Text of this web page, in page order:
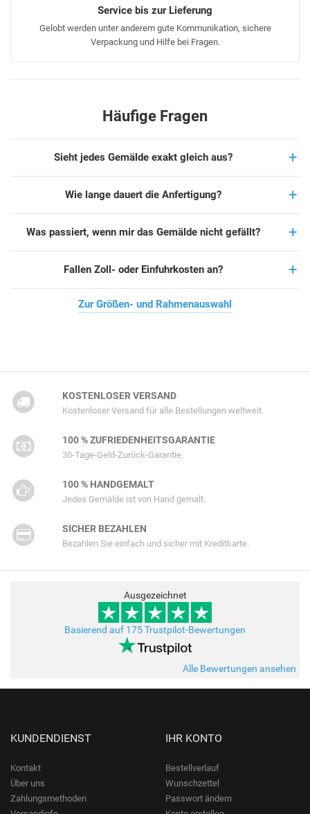
Service bis zur Lieferung
Gelobt werden unter anderem gute Kommunikation, sichere
Verpackung und Hilfe bei Fragen.
Häufige Fragen
Sieht jedes Gemälde exakt gleich aus?
Wie lange dauert die Anfertigung?
Was passiert, wenn mir das Gemälde nicht gefällt?
Fallen Zoll- oder Einfuhrkosten an?
Zur Größen- und Rahmenauswahl
KOSTENLOSER VERSAND
Kostenloser Versand für alle Bestellungen weltweit.
100 % ZUFRIEDENHEITSGARANTIE
30-Tage-Geld-Zurück-Garantie.
100 % HANDGEMALT
Jedes Gemälde ist von Hand gemalt.
SICHER BEZAHLEN
Bezahlen Sie einfach und sicher mit Kreditkarte.
Ausgezeichnet
Basierend auf 175 Trustpilot-Bewertungen
Alle Bewertungen ansehen
KUNDENDIENST
Kontakt
Über uns
Zahlungsmethoden
IHR KONTO
Bestellverlauf
Wunschzettel
Passwort ändern